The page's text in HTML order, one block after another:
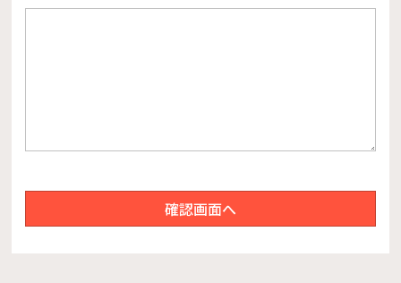
確認画面へ